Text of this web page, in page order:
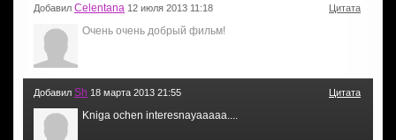
Добавил Celentana 12 июля 2013 11:18 Цитата
Очень очень добрый фильм!
Добавил Sh 18 марта 2013 21:55 Цитата
Kniga ochen interesnayaaaaa....